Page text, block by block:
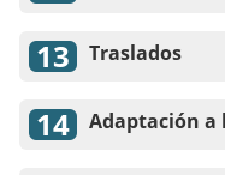
Traslados
Adaptación a